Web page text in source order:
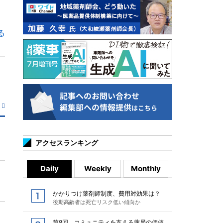
アクセスランキング
Daily Weekly Monthly
かかりつけ薬剤師制度、費用対効果は？
後期高齢者は死亡リスク低い傾向か